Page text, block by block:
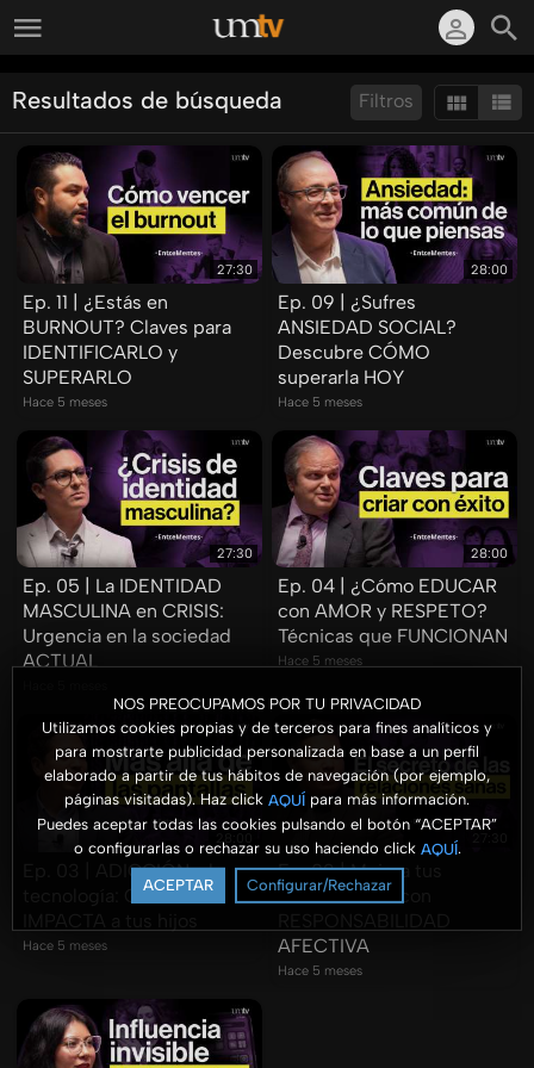
NOS PREOCUPAMOS POR TU PRIVACIDAD
Utilizamos cookies propias y de terceros para fines analíticos y
para mostrarte publicidad personalizada en base a un perfil
elaborado a partir de tus hábitos de navegación (por ejemplo,
páginas visitadas). Haz click AQUÍ para más información.
Puedes aceptar todas las cookies pulsando el botón “ACEPTAR”
o configurarlas o rechazar su uso haciendo click AQUÍ.
ACEPTAR Configurar/Rechazar
Filtros
Resultados de búsqueda
Ordenar por:
Mostrar:
Resultados/Pág.:
27:30
Ep. 11 | ¿Estás en
BURNOUT? Claves para
IDENTIFICARLO y
SUPERARLO
Hace 5 meses
28:00
Ep. 09 | ¿Sufres
ANSIEDAD SOCIAL?
Descubre CÓMO
superarla HOY
Hace 5 meses
27:30
Ep. 05 | La IDENTIDAD
MASCULINA en CRISIS:
Urgencia en la sociedad
ACTUAL
28:00
Ep. 04 | ¿Cómo EDUCAR
con AMOR y RESPETO?
Técnicas que FUNCIONAN
Hace 5 meses
28:00
Ep. 03 | ADICCIÓN a la
tecnología: Cómo
Hace 5 meses
Ep. 02 | Mejora tus
RELACIONES con
AFECTIVA
Hace 5 meses